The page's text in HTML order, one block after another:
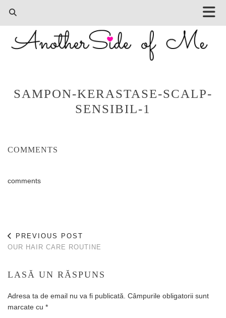
SAMPON-KERASTASE-SCALP-
SENSIBIL-1
COMMENTS
comments
PREVIOUS POST
OUR HAIR CARE ROUTINE
LASĂ UN RĂSPUNS
Adresa ta de email nu va fi publicată. Câmpurile obligatorii sunt
marcate cu *